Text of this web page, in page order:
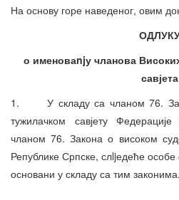
На основу горе наведеног, овим
о именоваnjу чланова
савјета
1. У складу са чланом 76.
тужилачком савјету
чланом 76. Закона о високом
Републике Српске, слljедеће особе
основани у складу са тим законима.